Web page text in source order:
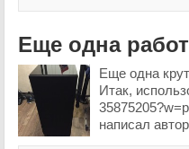
Еще одна
Еще одна
Итак,
написал